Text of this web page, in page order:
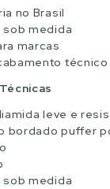
no Brasil
sob medida
marcas
técnico
leve e
bordado puffer
sob medida